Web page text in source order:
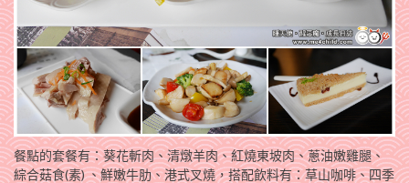
餐點的套餐有：葵花斬肉、清燉羊肉、紅燒東坡肉、蔥油嫩雞腿、
綜合菇食(素) 、鮮嫩牛肋、港式叉燒，搭配飲料有：草山咖啡、四季